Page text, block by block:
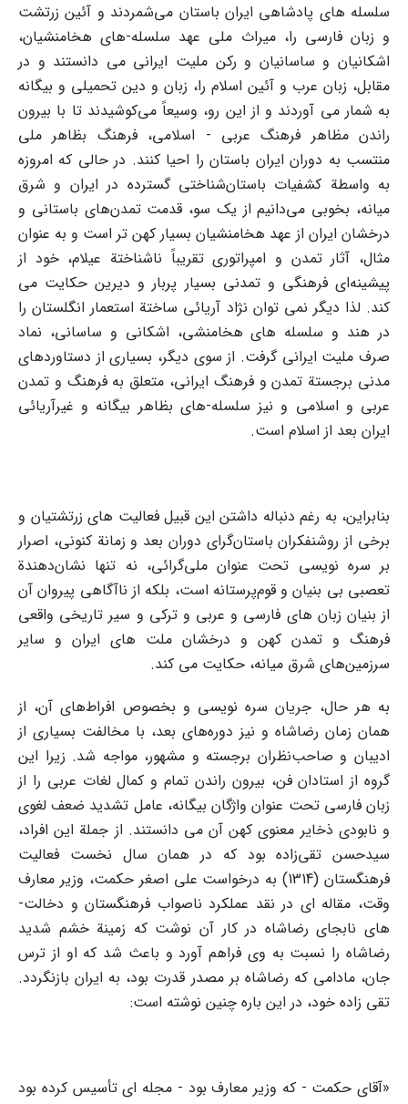
سلسله های پادشاهی ایران باستان می‌شمردند و آئین زرتشت
و زبان فارسی را، میراث ملی عهد سلسله-های هخامنشیان،
اشکانیان و ساسانیان و رکن ملیت ایرانی می دانستند و در
مقابل، زبان عرب و آئین اسلام را، زبان و دین تحمیلی و بیگانه
به شمار می آوردند و از این رو، وسیعاً می‌کوشیدند تا با بیرون
راندن مظاهر فرهنگ عربی - اسلامی، فرهنگ بظاهر ملی
منتسب به دوران ایران باستان را احیا کنند. در حالی که امروزه
به واسطة کشفیات باستان‌شناختی گسترده در ایران و شرق
میانه، بخوبی می‌دانیم از یک سو، قدمت تمدن‌های باستانی و
درخشان ایران از عهد هخامنشیان بسیار کهن تر است و به عنوان
مثال، آثار تمدن و امپراتوری تقریباً ناشناختة عیلام، خود از
پیشینه‌ای فرهنگی و تمدنی بسیار پربار و دیرین حکایت می
کند. لذا دیگر نمی توان نژاد آریائی ساختة استعمار انگلستان را
در هند و سلسله های هخامنشی، اشکانی و ساسانی، نماد
صرف ملیت ایرانی گرفت. از سوی دیگر، بسیاری از دستاوردهای
مدنی برجستة تمدن و فرهنگ ایرانی، متعلق به فرهنگ و تمدن
عربی و اسلامی و نیز سلسله-های بظاهر بیگانه و غیرآریائی
ایران بعد از اسلام است.
بنابراین، به رغم دنباله داشتن این قبیل فعالیت های زرتشتیان و
برخی از روشنفکران باستان‌گرای دوران بعد و زمانة کنونی، اصرار
بر سره نویسی تحت عنوان ملی‌گرائی، نه تنها نشان‌دهندة
تعصبی بی بنیان و قوم‌پرستانه است، بلکه از ناآگاهی پیروان آن
از بنیان زبان های فارسی و عربی و ترکی و سیر تاریخی واقعی
فرهنگ و تمدن کهن و درخشان ملت های ایران و سایر
سرزمین‌های شرق میانه، حکایت می کند.
به هر حال، جریان سره نویسی و بخصوص افراط‌های آن، از
همان زمان رضاشاه و نیز دوره‌های بعد، با مخالفت بسیاری از
ادیبان و صاحب‌نظران برجسته و مشهور، مواجه شد. زیرا این
گروه از استادان فن، بیرون راندن تمام و کمال لغات عربی را از
زبان فارسی تحت عنوان واژگان بیگانه، عامل تشدید ضعف لغوی
و نابودی ذخایر معنوی کهن آن می دانستند. از جملة این افراد،
سیدحسن تقی‌زاده بود که در همان سال نخست فعالیت
فرهنگستان (1314) به درخواست علی اصغر حکمت، وزیر معارف
وقت، مقاله ای در نقد عملکرد ناصواب فرهنگستان و دخالت-
های نابجای رضاشاه در کار آن نوشت که زمینة خشم شدید
رضاشاه را نسبت به وی فراهم آورد و باعث شد که او از ترس
جان، مادامی که رضاشاه بر مصدر قدرت بود، به ایران بازنگردد.
تقی زاده خود، در این باره چنین نوشته است:
«آقای حکمت - که وزیر معارف بود - مجله ای تأسیس کرده بود